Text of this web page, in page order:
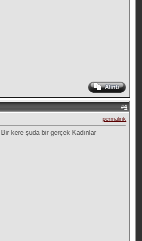
#4
permalink
kere şuda bir gerçek Kadınlar